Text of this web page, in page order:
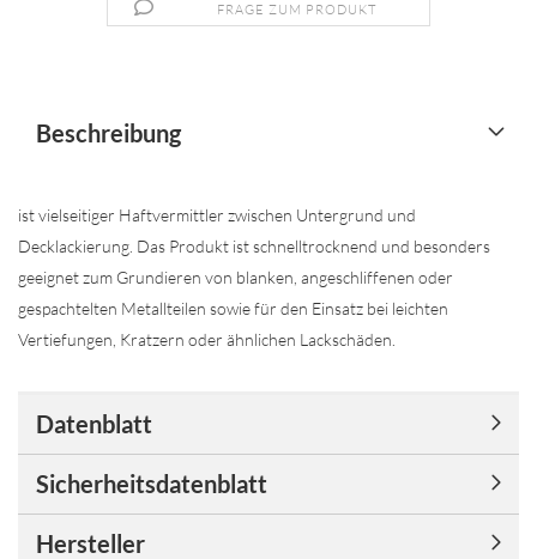
FRAGE ZUM PRODUKT
Beschreibung
ist vielseitiger Haftvermittler zwischen Untergrund und
Decklackierung. Das Produkt ist schnelltrocknend und besonders
geeignet zum Grundieren von blanken, angeschliffenen oder
gespachtelten Metallteilen sowie für den Einsatz bei leichten
Vertiefungen, Kratzern oder ähnlichen Lackschäden.
Datenblatt
Sicherheitsdatenblatt
Hersteller